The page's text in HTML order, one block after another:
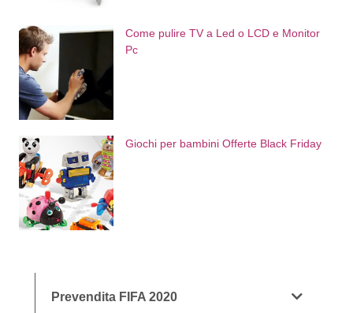
Come pulire TV a Led o LCD e Monitor
Pc
Giochi per bambini Offerte Black Friday
Prevendita FIFA 2020